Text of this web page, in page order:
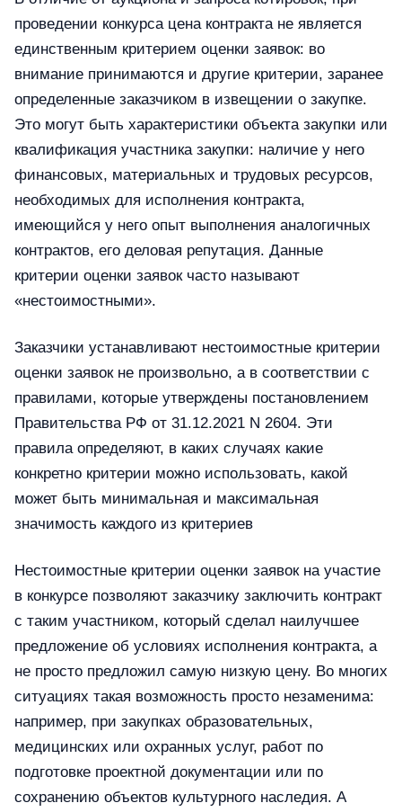
проведении конкурса цена контракта не является
единственным критерием оценки заявок: во
внимание принимаются и другие критерии, заранее
определенные заказчиком в извещении о закупке.
Это могут быть характеристики объекта закупки или
квалификация участника закупки: наличие у него
финансовых, материальных и трудовых ресурсов,
необходимых для исполнения контракта,
имеющийся у него опыт выполнения аналогичных
контрактов, его деловая репутация. Данные
критерии оценки заявок часто называют
«нестоимостными».
Заказчики устанавливают нестоимостные критерии
оценки заявок не произвольно, а в соответствии с
правилами, которые утверждены постановлением
Правительства РФ от 31.12.2021 N 2604. Эти
правила определяют, в каких случаях какие
конкретно критерии можно использовать, какой
может быть минимальная и максимальная
значимость каждого из критериев
Нестоимостные критерии оценки заявок на участие
в конкурсе позволяют заказчику заключить контракт
с таким участником, который сделал наилучшее
предложение об условиях исполнения контракта, а
не просто предложил самую низкую цену. Во многих
ситуациях такая возможность просто незаменима:
например, при закупках образовательных,
медицинских или охранных услуг, работ по
подготовке проектной документации или по
сохранению объектов культурного наследия. А